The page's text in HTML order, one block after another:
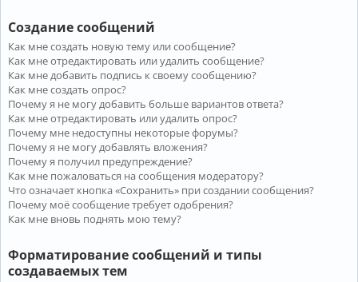
Создание сообщений
Как мне создать новую тему или сообщение?
Как мне отредактировать или удалить сообщение?
Как мне добавить подпись к своему сообщению?
Как мне создать опрос?
Почему я не могу добавить больше вариантов ответа?
Как мне отредактировать или удалить опрос?
Почему мне недоступны некоторые форумы?
Почему я не могу добавлять вложения?
Почему я получил предупреждение?
Как мне пожаловаться на сообщения модератору?
Что означает кнопка «Сохранить» при создании сообщения?
Почему моё сообщение требует одобрения?
Как мне вновь поднять мою тему?
Форматирование сообщений и типы
создаваемых тем